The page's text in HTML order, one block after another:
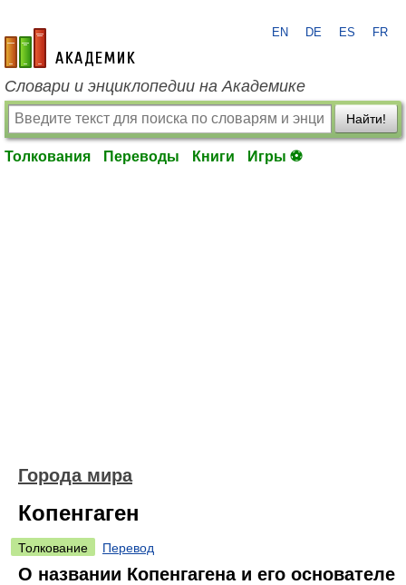
academic.ru
EN DE ES FR
Словари и энциклопедии на Академике
Найти!
Толкования Переводы Книги Игры ⚽
Города мира
Копенгаген
Толкование Перевод
О названии Копенгагена и его основателе